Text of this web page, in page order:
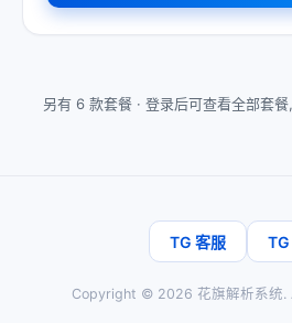
另有 6 款套餐 · 登录后可查看全部套
TG 客服 TG
Copyright © 2026 花旗解析系统.